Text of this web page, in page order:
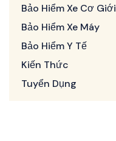
Bảo Hiểm Xe Cơ Giới
Bảo Hiểm Xe Máy
Bảo Hiểm Y Tế
Kiến Thức
Tuyển Dụng